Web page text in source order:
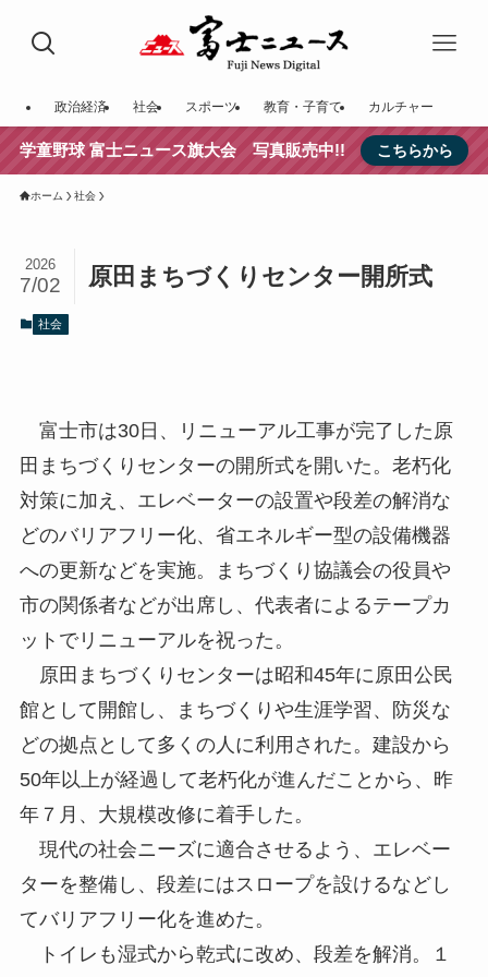
政治経済 社会 スポーツ 教育・子育て カルチャー
学童野球 富士ニュース旗大会 写真販売中!! こちらから
ホーム 社会
原田まちづくりセンター開所式
2026
7/02
社会
富士市は30日、リニューアル工事が完了した原
田まちづくりセンターの開所式を開いた。老朽化
対策に加え、エレベーターの設置や段差の解消な
どのバリアフリー化、省エネルギー型の設備機器
への更新などを実施。まちづくり協議会の役員や
市の関係者などが出席し、代表者によるテープカ
ットでリニューアルを祝った。
原田まちづくりセンターは昭和45年に原田公民
館として開館し、まちづくりや生涯学習、防災な
どの拠点として多くの人に利用された。建設から
50年以上が経過して老朽化が進んだことから、昨
年７月、大規模改修に着手した。
現代の社会ニーズに適合させるよう、エレベー
ターを整備し、段差にはスロープを設けるなどし
てバリアフリー化を進めた。
トイレも湿式から乾式に改め、段差を解消。１